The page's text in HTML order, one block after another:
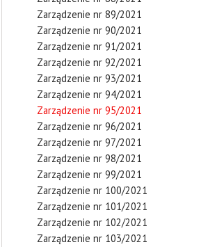
Zarządzenie nr 89/2021
Zarządzenie nr 90/2021
Zarządzenie nr 91/2021
Zarządzenie nr 92/2021
Zarządzenie nr 93/2021
Zarządzenie nr 94/2021
Zarządzenie nr 95/2021
Zarządzenie nr 96/2021
Zarządzenie nr 97/2021
Zarządzenie nr 98/2021
Zarządzenie nr 99/2021
Zarządzenie nr 100/2021
Zarządzenie nr 101/2021
Zarządzenie nr 102/2021
Zarządzenie nr 103/2021